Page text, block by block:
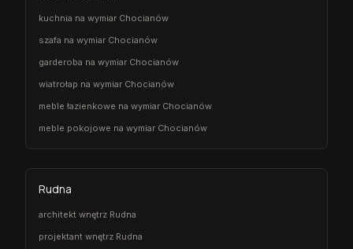
kuchnia na wymiar Chocianów
szafa na wymiar Chocianów
garderoba na wymiar Chocianów
wiatrołap na wymiar Chocianów
meble łazienkowe na wymiar Chocianów
meble pokojowe na wymiar Chocianów
Rudna
architekt wnętrz Rudna
projektant wnętrz Rudna